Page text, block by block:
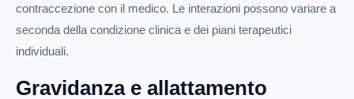
contraccezione con il medico. Le interazioni possono variare a
seconda della condizione clinica e dei piani terapeutici
individuali.
Gravidanza e allattamento